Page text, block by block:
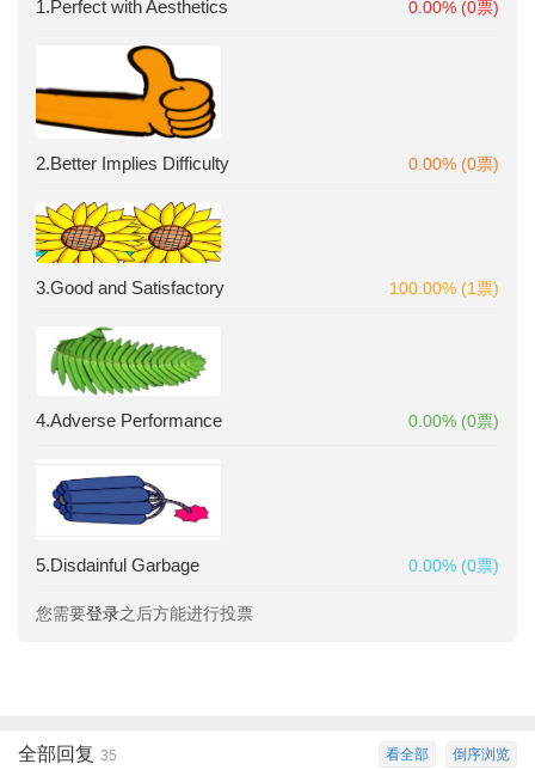
1.Perfect with Aesthetics 0.00% (0票)
2.Better Implies Difficulty 0.00% (0票)
3.Good and Satisfactory 100.00% (1票)
4.Adverse Performance 0.00% (0票)
5.Disdainful Garbage 0.00% (0票)
您需要登录之后方能进行投票
倒序浏览
看全部
全部回复 35